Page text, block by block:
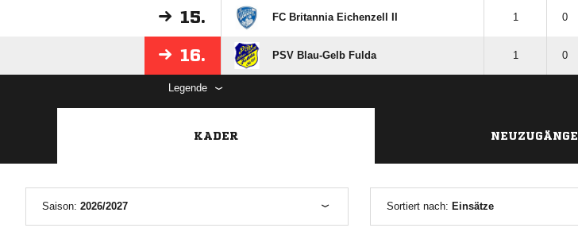
15. FC Britannia Eichenzell II 1 0
16. PSV Blau-Gelb Fulda 1 0
Legende
KADER NEUZUGÄNGE
Saison: 2026/2027 Sortiert nach: Einsätze